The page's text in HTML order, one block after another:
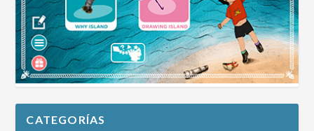
CATEGORÍAS